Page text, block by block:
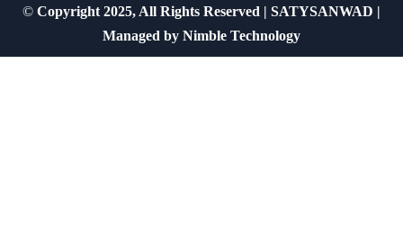
© Copyright 2025, All Rights Reserved | SATYSANWAD |
Managed by Nimble Technology